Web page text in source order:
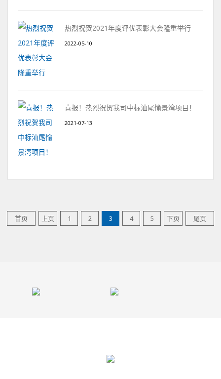
热烈祝贺2021年度评优表彰大会隆重举行
2022-05-10
喜报！热烈祝贺我司中标汕尾愉景湾项目！
2021-07-13
首页 上页 1 2 3 4 5 下页 尾页